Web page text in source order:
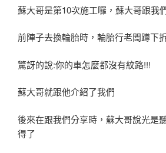
蘇大哥是第10次施工囉，蘇大哥跟我
前陣子去換輪胎時，輪胎行老闆蹲下
驚訝的說:你的車怎麼都沒有紋路!!!
蘇大哥就跟他介紹了我們
後來在跟我們分享時，蘇大哥說光是
得了